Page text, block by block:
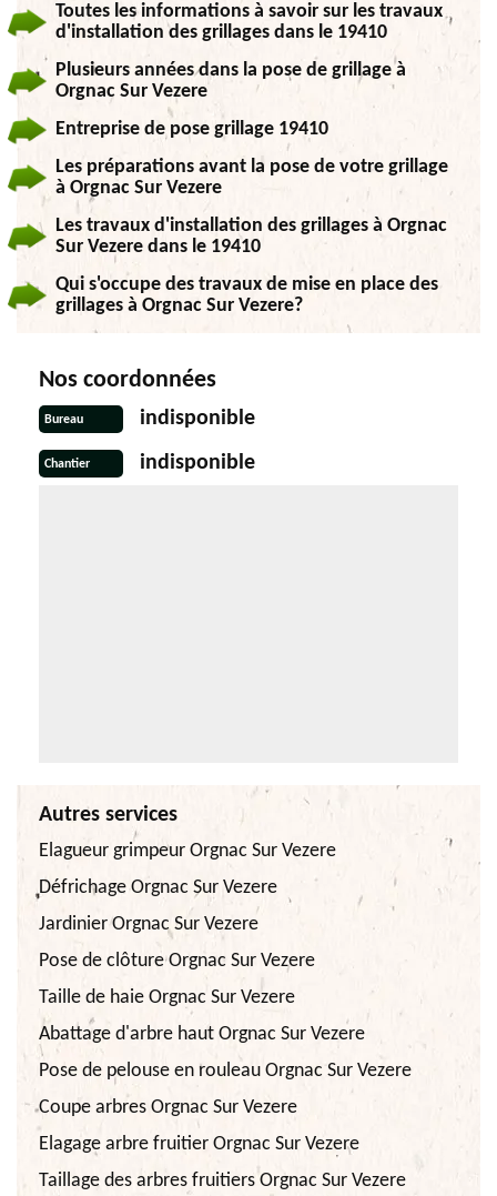
Toutes les informations à savoir sur les travaux
d'installation des grillages dans le 19410
Plusieurs années dans la pose de grillage à
Orgnac Sur Vezere
Entreprise de pose grillage 19410
Les préparations avant la pose de votre grillage
à Orgnac Sur Vezere
Les travaux d'installation des grillages à Orgnac
Sur Vezere dans le 19410
Qui s'occupe des travaux de mise en place des
grillages à Orgnac Sur Vezere?
Nos coordonnées
Bureau indisponible
Chantier indisponible
Autres services
Elagueur grimpeur Orgnac Sur Vezere
Défrichage Orgnac Sur Vezere
Jardinier Orgnac Sur Vezere
Pose de clôture Orgnac Sur Vezere
Taille de haie Orgnac Sur Vezere
Abattage d'arbre haut Orgnac Sur Vezere
Pose de pelouse en rouleau Orgnac Sur Vezere
Coupe arbres Orgnac Sur Vezere
Elagage arbre fruitier Orgnac Sur Vezere
Taillage des arbres fruitiers Orgnac Sur Vezere